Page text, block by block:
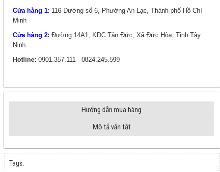
Cửa hàng 1: 116 Đường số 6, Phường An Lạc, Thành phố Hồ Chí
Minh
Cửa hàng 2: Đường 14A1, KDC Tân Đức, Xã Đức Hòa, Tỉnh Tây
Ninh
Hotline: 0901.357.111 - 0824.245.599
Hướng dẫn mua hàng
Mô tả vắn tắt
Tags: